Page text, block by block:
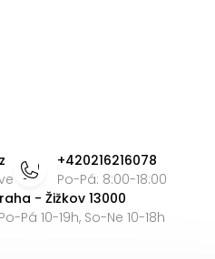
+420216216078
Po-Pá: 8:00-18:00
- Žižkov 13000
Pá 10-19h, So-Ne 10-18h